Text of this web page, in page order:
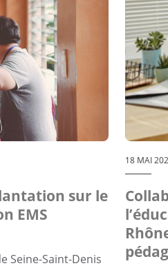
sur le
EMS
Seine-Saint-Denis
18 MAI